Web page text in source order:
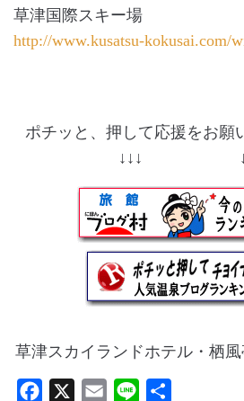
草津国際スキー場
http://www.kusatsu-kokusai.com/
ポチッと、押して応援をお
↓↓↓
草津スカイランドホテル・栖風